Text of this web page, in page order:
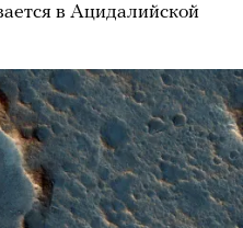
в Ацидалийской